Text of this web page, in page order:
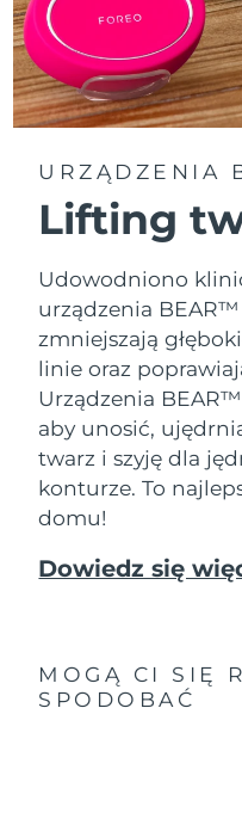
URZĄDZENIA
Lifting
Udowodniono
urządzenia
zmniejszają
linie oraz
Urządzenia
aby unosić,
twarz i szyję dla
konturze. To
domu!
Dowiedz się
MOGĄ CI SIĘ
SPODOBAĆ
Tajlandia
Turcja
Zjednoczone
Arabskie
Stany Zjednoczone
Uzbekistan
Wietnam